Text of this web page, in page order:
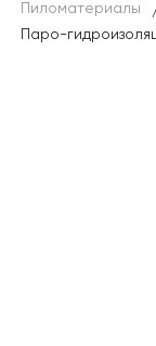
Пиломатериалы
Паро-